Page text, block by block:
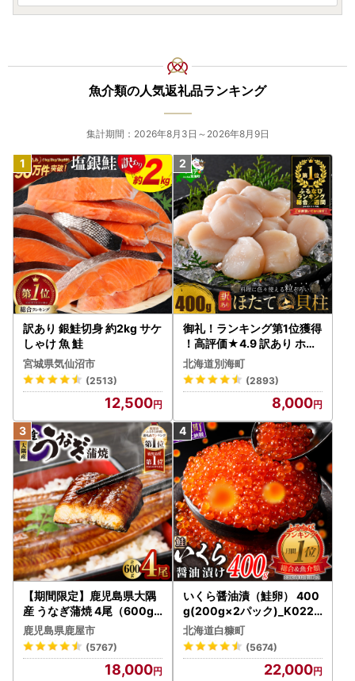
魚介類の人気返礼品ランキング
集計期間：2026年8月3日～2026年8月9日
訳あり 銀鮭切身 約2kg サケ
しゃけ 魚 鮭
宮城県気仙沼市
(2513)
12,500
御礼！ランキング第1位獲得
！高評価★4.9 訳あり ホタ
テ 400g（ほたて 帆立 貝柱
冷凍 ）
北海道別海町
(2893)
8,000
【期間限定】鹿児島県大隅
産 うなぎ蒲焼 4尾（600g
） KN007-004-04-cp18
うなぎ 鰻 魚 惣菜 総菜
鹿児島県鹿屋市
(5767)
18,000
いくら醤油漬（鮭卵） 400
g(200g×2パック)_K022-
1676
北海道白糠町
(5674)
22,000